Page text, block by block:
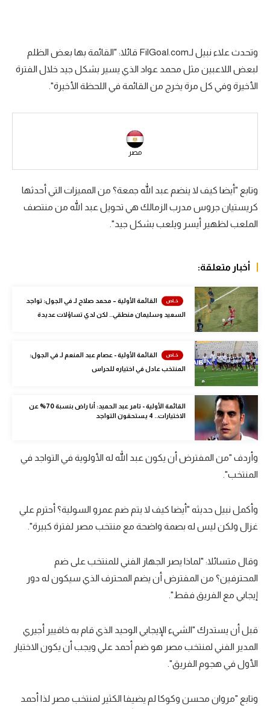
الدوري الإنجليزي
الدوري الإسباني
أمم إفريقيا
كرة السلة الأمريكية
كرة سلة
كرة طائرة
الوطن العربي
في المونديال
رياضة نسائية
آسيا
ركن الألعاب
أقسام خاصة
Gamers
تحقيق في الجول
تحليل في الجول
حكايات في الجول
وتحدث علاء نبيل لـFilGoal.com قائلا: "القائمة بها بعض الظلم
لبعض اللاعبين مثل محمد عواد الذي يسير بشكل جيد خلال الفترة
الأخيرة وفي كل مرة يخرج من القائمة في اللحظة الأخيرة".
مصر
وتابع "أيضا كيف لا ينضم عبد الله جمعة؟ من المميزات التي أحدثها
كريستيان جروس مدرب الزمالك هي تحويل عبد الله من منتصف
الملعب لظهير أيسر ويلعب بشكل جيد".
أخبار متعلقة:
القائمة الأولية – محمد صلاح لـ في الجول: تواجد
السعيد وسليمان منطقي.. لكن لدي تساؤلات عديدة
القائمة الأولية - عصام عبد المنعم لـ في الجول:
المنتخب عادل في اختياره للحراس
القائمة الأولية - تامر عبد الحميد: أنا راض بنسبة 70% عن
الاختيارات.. 4 يستحقون التواجد
وأردف "من المفترض أن يكون عبد الله له الأولوية في التواجد في
المنتخب".
وأكمل نبيل حديثه "أيضا كيف لا يتم ضم عمرو السولية؟ أحترم علي
غزال ولكن ليس له بصمة واضحة مع منتخب مصر لفترة كبيرة".
وقال متسائلا: "لماذا يصر الجهاز الفني للمنتخب على ضم
المحترفين؟ من المفترض أن يضم المحترف الذي سيكون له دور
إيجابي مع الفريق فقط".
قبل أن يستدرك "الشيء الإيجابي الوحيد الذي قام به خافيير أجيري
المدير الفني لمنتخب مصر هو ضم أحمد علي ويجب أن يكون الاختيار
الأول في هجوم الفريق".
وتابع "مروان محسن وكوكا لم يضيفا الكثير لمنتخب مصر لذا أحمد